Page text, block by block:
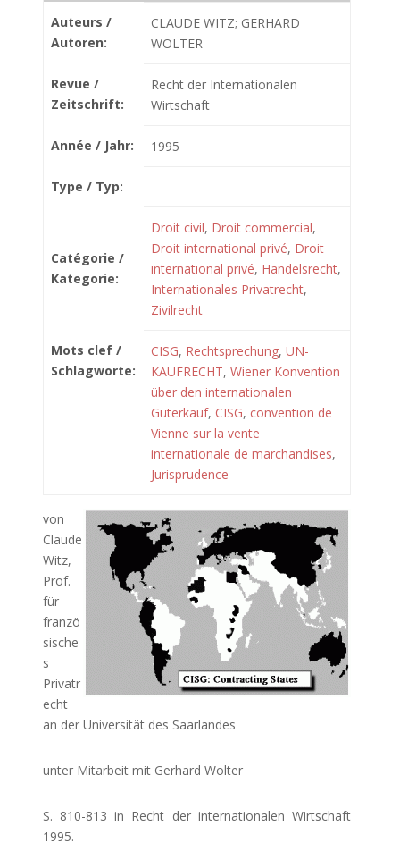
Auteurs /
Autoren:
CLAUDE WITZ; GERHARD
WOLTER
Revue /
Zeitschrift:
Recht der Internationalen
Wirtschaft
Année / Jahr: 1995
Type / Typ:
Catégorie /
Kategorie:
Droit civil, Droit commercial,
Droit international privé, Droit
international privé, Handelsrecht,
Internationales Privatrecht,
Zivilrecht
Mots clef /
Schlagworte:
CISG, Rechtsprechung, UN-
KAUFRECHT, Wiener Konvention
über den internationalen
Güterkauf, CISG, convention de
Vienne sur la vente
internationale de marchandises,
Jurisprudence
von
Claude
Witz,
Prof.
für
franzö
sische
s
Privatr
echt
an der Universität des Saarlandes
unter Mitarbeit mit Gerhard Wolter
S. 810-813 in Recht der internationalen Wirtschaft
1995.